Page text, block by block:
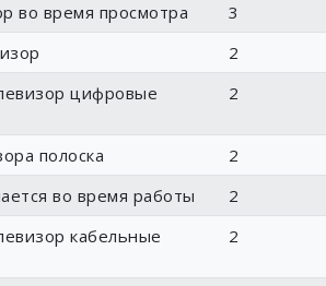
во время просмотра
3
2
цифровые
2
полоска
2
во время работы
2
кабельные
2